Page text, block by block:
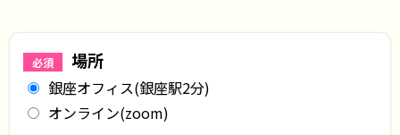
必須 場所
銀座オフィス(銀座駅2分)
オンライン(zoom)